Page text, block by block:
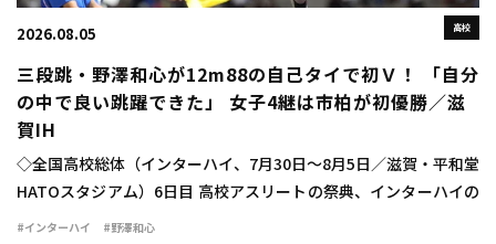
高校
2026.08.05
三段跳・野澤和心が12m88の自己タイで初Ｖ！ 「自分
の中で良い跳躍できた」 女子4継は市柏が初優勝／滋
賀IH
◇全国高校総体（インターハイ、7月30日～8月5日／滋賀・平和堂
HATOスタジアム）6日目 高校アスリートの祭典、インターハイの
6日目が行われ、女子三段跳では野澤和心（甲府南2山梨）が
#インターハイ #野澤和心